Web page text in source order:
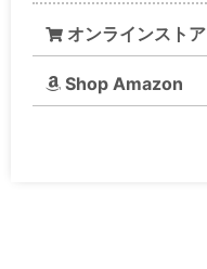
オンラインストア
Shop Amazon